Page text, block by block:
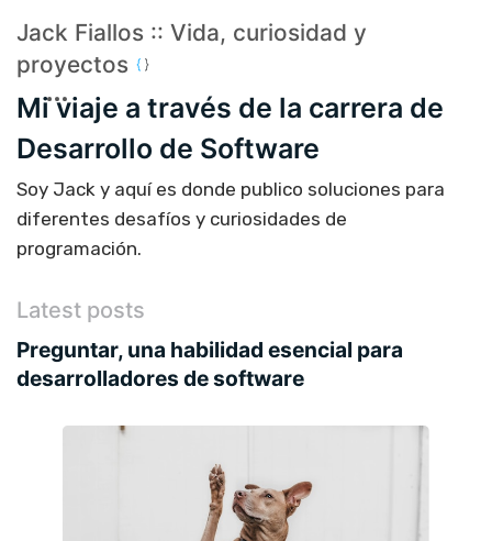
Jack Fiallos :: Vida, curiosidad y
proyectos
Mi viaje a través de la carrera de
Desarrollo de Software
Soy Jack y aquí es donde publico soluciones para
diferentes desafíos y curiosidades de
programación.
Latest posts
Preguntar, una habilidad esencial para
desarrolladores de software